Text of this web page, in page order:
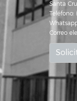
Santa
Correo